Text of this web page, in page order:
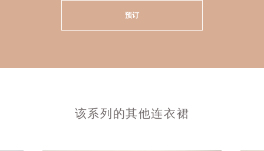
预订
该系列的其他连衣裙